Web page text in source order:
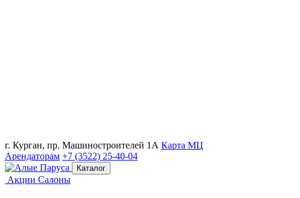
г. Курган, пр. Машиностроителей 1А Карта МЦ
Арендаторам +7 (3522) 25-40-04
Каталог
Акции Салоны